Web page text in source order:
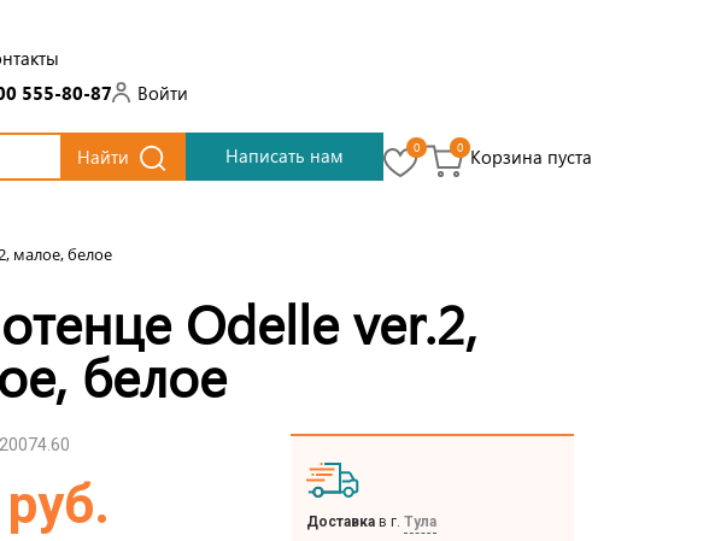
555-80-87 Войти
Найти Написать нам 0 0 Корзина пуста
малое, белое
Odelle ver.2,
белое
Доставка в г. Тула